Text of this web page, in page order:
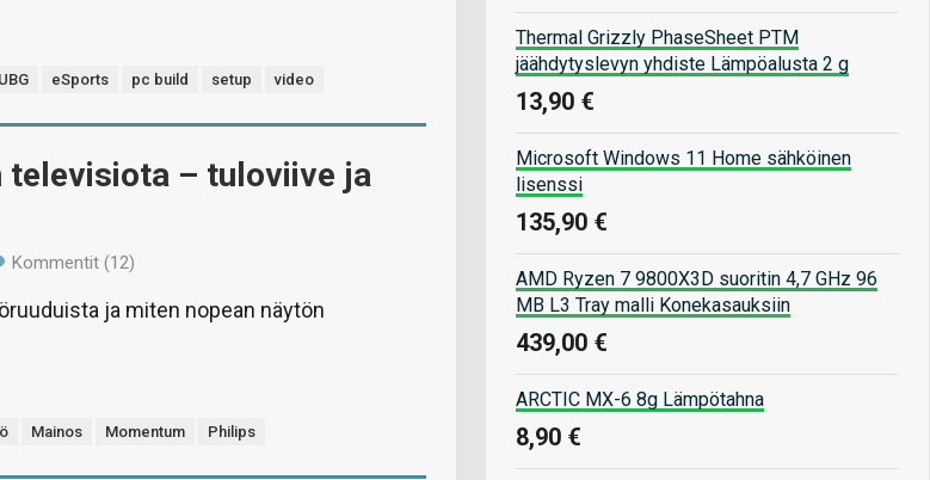
eSports pc build setup video
televisiota – tuloviive ja
Kommentit (12)
ja miten nopean näytön
Mainos Momentum Philips
Thermal Grizzly PhaseSheet PTM
jäähdytyslevyn yhdiste Lämpöalusta 2 g
13,90 €
Microsoft Windows 11 Home sähköinen
lisenssi
135,90 €
AMD Ryzen 7 9800X3D suoritin 4,7 GHz 96
MB L3 Tray malli Konekasauksiin
439,00 €
ARCTIC MX-6 8g Lämpötahna
8,90 €